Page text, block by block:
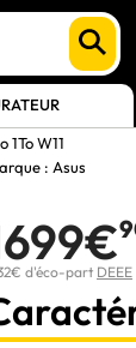
W11
: Asus
d'éco-part DEEE